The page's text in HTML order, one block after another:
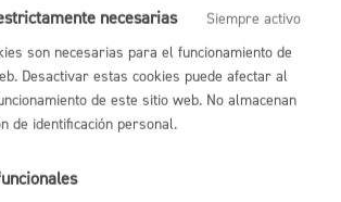
-
y que sean de aplicación en el
necesarias
Siempre activo
son necesarias para el funcionamiento de
Desactivar estas cookies puede afectar al
de este sitio web. No almacenan
de identificación personal.